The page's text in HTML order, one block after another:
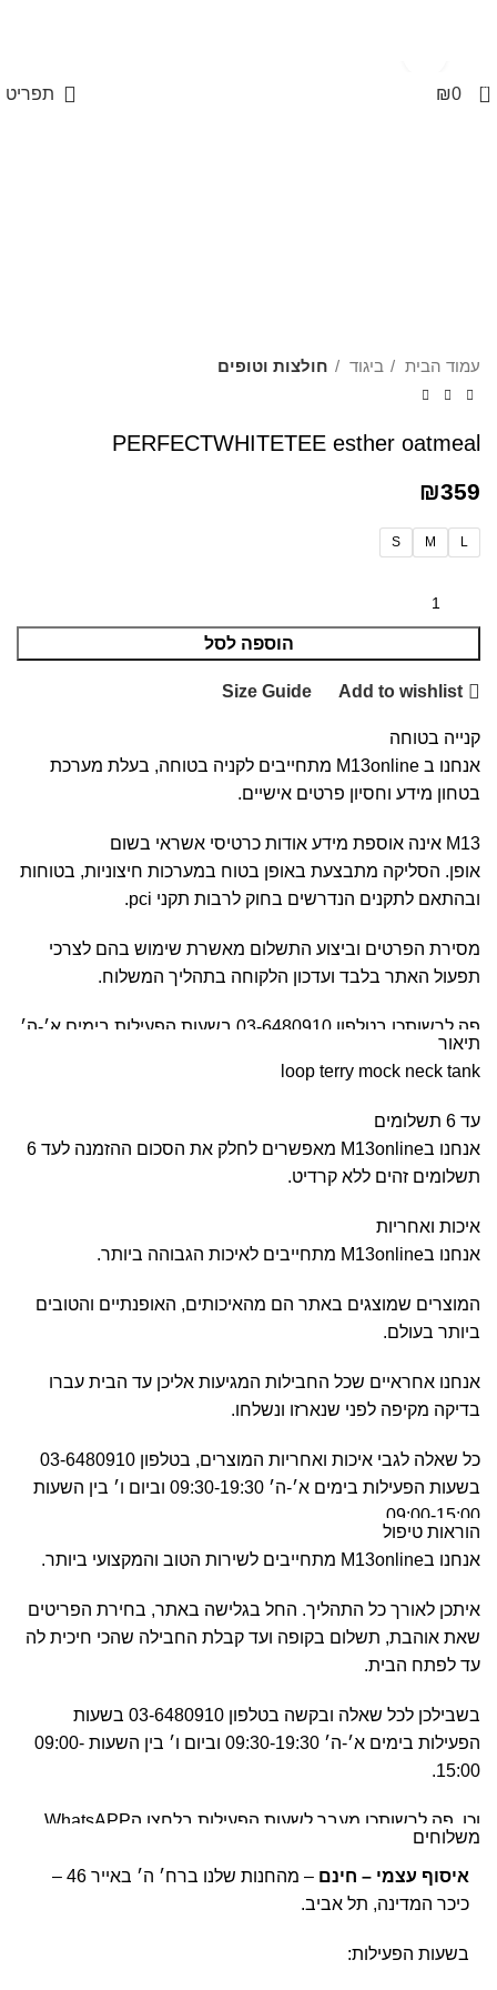
0
₪0 תפריט
עמוד הבית ביגוד חולצות וטופים
PERFECTWHITETEE esther oatmeal
₪359
L
M
S
הוספה לסל
Add to wishlist
Size Guide
קנייה בטוחה
אנחנו ב M13online מתחייבים לקניה בטוחה, בעלת מערכת
בטחון מידע וחסיון פרטים אישיים.
M13 אינה אוספת מידע אודות כרטיסי אשראי בשום
אופן. הסליקה מתבצעת באופן בטוח במערכות חיצוניות, בטוחות
ובהתאם לתקנים הנדרשים בחוק לרבות תקני pci.
מסירת הפרטים וביצוע התשלום מאשרת שימוש בהם לצרכי
תפעול האתר בלבד ועדכון הלקוחה בתהליך המשלוח.
פה לרשותכן בטלפון 03-6480910 בשעות הפעילות בימים א׳-ה׳
09:30-20:00 וביום ו׳ בין השעות 09:00-15:00.
תיאור
loop terry mock neck tank
עד 6 תשלומים
אנחנו בM13online מאפשרים לחלק את הסכום ההזמנה לעד 6
תשלומים זהים ללא קרדיט.
איכות ואחריות
אנחנו בM13online מתחייבים לאיכות הגבוהה ביותר.
המוצרים שמוצגים באתר הם מהאיכותים, האופנתיים והטובים
ביותר בעולם.
אנחנו אחראיים שכל החבילות המגיעות אליכן עד הבית עברו
בדיקה מקיפה לפני שנארזו ונשלחו.
כל שאלה לגבי איכות ואחריות המוצרים, בטלפון 03-6480910
בשעות הפעילות בימים א׳-ה׳ 09:30-19:30 וביום ו׳ בין השעות
09:00-15:00.
וכן, פה לרשותכן מעבר לשעות הפעילות בלחצן הWhatsAPP.
הוראות טיפול
אנחנו בM13online מתחייבים לשירות הטוב והמקצועי ביותר.
איתכן לאורך כל התהליך. החל בגלישה באתר, בחירת הפריטים
שאת אוהבת, תשלום בקופה ועד קבלת החבילה שהכי חיכית לה
עד לפתח הבית.
בשבילכן לכל שאלה ובקשה בטלפון 03-6480910 בשעות
הפעילות בימים א׳-ה׳ 09:30-19:30 וביום ו׳ בין השעות 09:00-
15:00.
וכן, פה לרשותכן מעבר לשעות הפעילות בלחצן הWhatsAPP.
משלוחים
איסוף עצמי – חינם
– מהחנות שלנו ברח׳ ה׳ באייר 46 –
כיכר המדינה, תל אביב.
בשעות הפעילות: